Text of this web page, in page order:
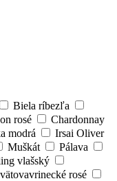
Biela ríbezľa
rosé
Chardonnay
modrá
Irsai Oliver
Muškát
Pálava
vlašský
rosé